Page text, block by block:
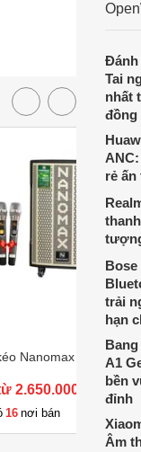
Nanomax SK-12X3
2.650.000 đ
16 nơi bán
thích
chất
Đánh
Tai
nhất
đồng
rẻ
trải
hạn
A1
bền
đỉnh
Âm